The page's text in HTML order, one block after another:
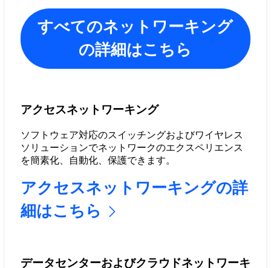
すべてのネットワーキング
の詳細はこちら
アクセスネットワーキング
ソフトウェア対応のスイッチングおよびワイヤレス
ソリューションでネットワークのエクスペリエンス
を簡素化、自動化、保護できます。
アクセスネットワーキングの詳
細はこちら
データセンターおよびクラウドネットワーキ